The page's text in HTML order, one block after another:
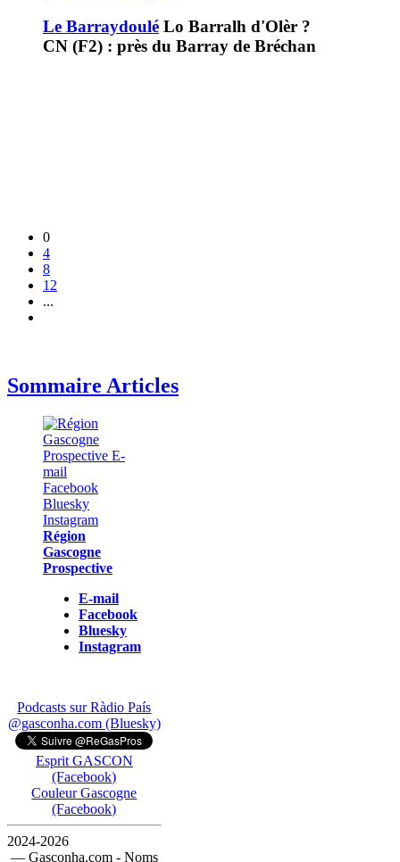
Le Barraydoulé Lo Barralh d'Olèr ?
CN (F2) : près du Barray de Bréchan
0
4
8
12
...
Sommaire Articles
Région
Gascogne
Prospective
E-mail
Facebook
Bluesky
Instagram
Podcasts sur Ràdio País
@gasconha.com (Bluesky)
Esprit GASCON
(Facebook)
Couleur Gascogne
(Facebook)
2024-2026
— Gasconha.com - Noms